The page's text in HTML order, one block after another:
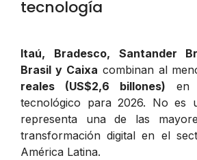
tecnología
Itaú, Bradesco, Santander
Brasil y Caixa combinan al
reales (US$2,6 billones) en
tecnológico para 2026. No es
representa una de las
transformación digital en el
América Latina.